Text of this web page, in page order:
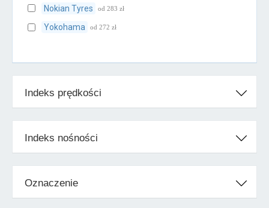
Nokian Tyres od 283 zł
Yokohama od 272 zł
Falken od 222 zł
Fulda od 207 zł
Kleber od 254 zł
Indeks prędkości
Indeks nośności
Oznaczenie